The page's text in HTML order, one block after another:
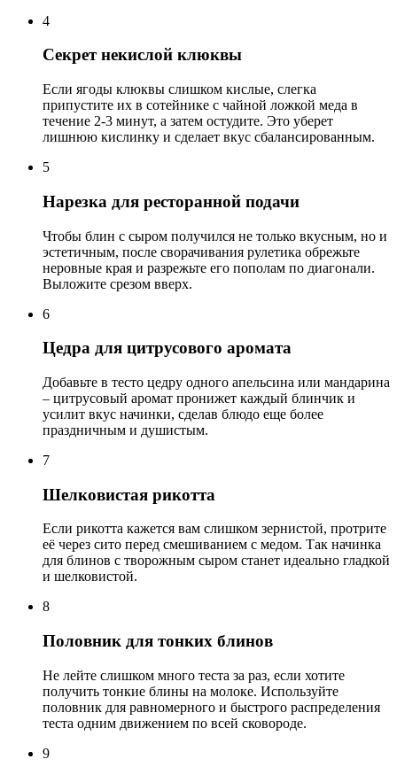
4
Секрет некислой клюквы
Если ягоды клюквы слишком кислые, слегка
припустите их в сотейнике с чайной ложкой меда в
течение 2-3 минут, а затем остудите. Это уберет
лишнюю кислинку и сделает вкус сбалансированным.
5
Нарезка для ресторанной подачи
Чтобы блин с сыром получился не только вкусным, но и
эстетичным, после сворачивания рулетика обрежьте
неровные края и разрежьте его пополам по диагонали.
Выложите срезом вверх.
6
Цедра для цитрусового аромата
Добавьте в тесто цедру одного апельсина или мандарина
– цитрусовый аромат пронижет каждый блинчик и
усилит вкус начинки, сделав блюдо еще более
праздничным и душистым.
7
Шелковистая рикотта
Если рикотта кажется вам слишком зернистой, протрите
её через сито перед смешиванием с медом. Так начинка
для блинов с творожным сыром станет идеально гладкой
и шелковистой.
8
Половник для тонких блинов
Не лейте слишком много теста за раз, если хотите
получить тонкие блины на молоке. Используйте
половник для равномерного и быстрого распределения
теста одним движением по всей сковороде.
9